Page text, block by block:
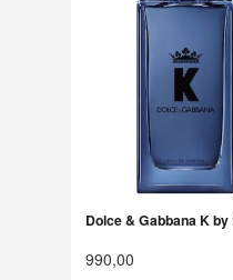
Dolce & Gabbana K
990,00